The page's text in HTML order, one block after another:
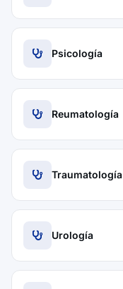
Psicología
Reumatología
Traumatología
Urología